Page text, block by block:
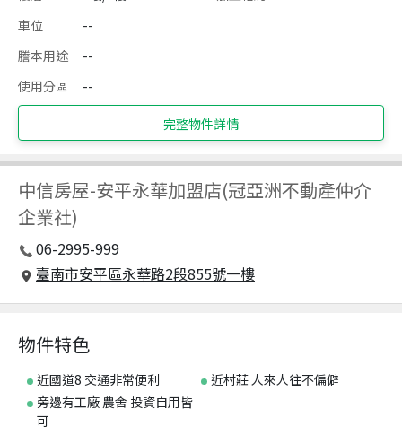
車位
--
謄本用途
--
使用分區
--
完整物件詳情
中信房屋-安平永華加盟店(冠亞洲不動產仲介
企業社)
06-2995-999
臺南市安平區永華路2段855號一樓
物件特色
近國道8 交通非常便利
近村莊 人來人往不偏僻
旁邊有工廠 農舍 投資自用皆
可